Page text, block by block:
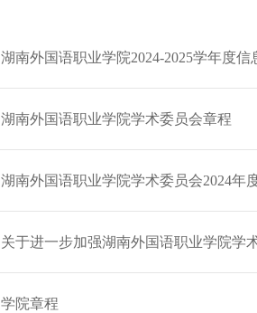
湖南外国语职业学院2024-2025学年度
湖南外国语职业学院学术委员会章程
湖南外国语职业学院学术委员会2024年
关于进一步加强湖南外国语职业学院学
学院章程